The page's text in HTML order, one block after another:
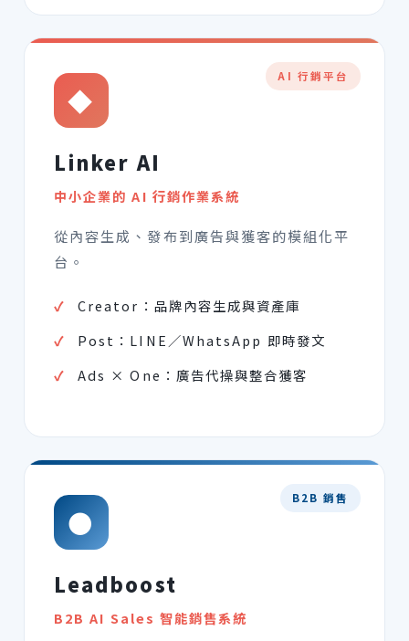
AI 行銷平台
◆
Linker AI
中小企業的 AI 行銷作業系統
從內容生成、發布到廣告與獲客的模組化平
台。
Creator：品牌內容生成與資產庫
Post：LINE／WhatsApp 即時發文
Ads × One：廣告代操與整合獲客
B2B 銷售
●
Leadboost
B2B AI Sales 智能銷售系統